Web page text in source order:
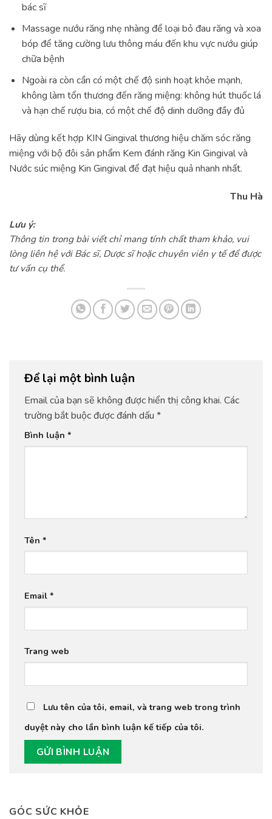
GÓC SỨC KHỎE
bác sĩ
Massage nướu răng nhẹ nhàng để loại bỏ đau răng và xoa
bóp để tăng cường lưu thông máu đến khu vực nướu giúp
chữa bệnh
Ngoài ra còn cần có một chế độ sinh hoạt khỏe mạnh,
không làm tổn thương đến răng miệng: không hút thuốc lá
và hạn chế rượu bia, có một chế độ dinh dưỡng đầy đủ
Hãy dùng kết hợp KIN Gingival thương hiệu chăm sóc răng
miệng với bộ đôi sản phẩm Kem đánh răng Kin Gingival và
Nước súc miệng Kin Gingival để đạt hiệu quả nhanh nhất.
Thu Hà
Lưu ý:
Thông tin trong bài viết chỉ mang tính chất tham khảo, vui
lòng liên hệ với Bác sĩ, Dược sĩ hoặc chuyên viên y tế để được
tư vấn cụ thể.
Để lại một bình luận
Email của bạn sẽ không được hiển thị công khai. Các
trường bắt buộc được đánh dấu *
Bình luận *
Tên *
Email *
Trang web
Lưu tên của tôi, email, và trang web trong trình
duyệt này cho lần bình luận kế tiếp của tôi.